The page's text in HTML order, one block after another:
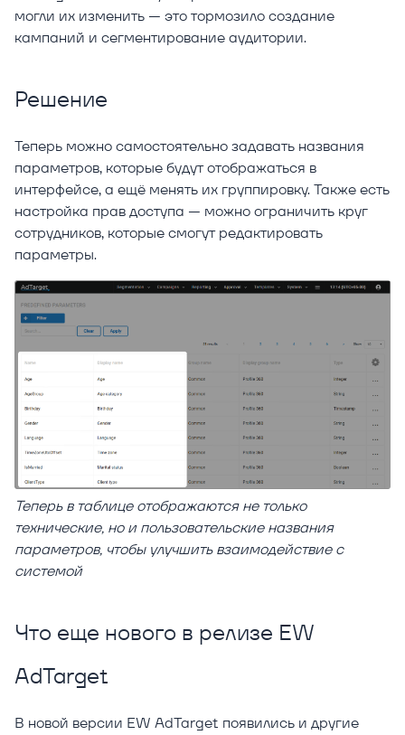
могли их изменить — это тормозило создание
кампаний и сегментирование аудитории.
Решение
Теперь можно самостоятельно задавать названия
параметров, которые будут отображаться в
интерфейсе, а ещё менять их группировку. Также есть
настройка прав доступа — можно ограничить круг
сотрудников, которые смогут редактировать
параметры.
Теперь в таблице отображаются не только
технические, но и пользовательские названия
параметров, чтобы улучшить взаимодействие с
системой
Что еще нового в релизе EW
AdTarget
В новой версии EW AdTarget появились и другие